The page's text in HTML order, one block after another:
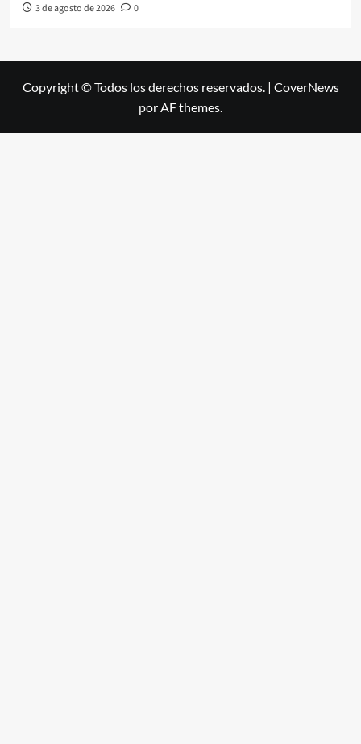
3 de agosto de 2026 0
Copyright © Todos los derechos reservados. | CoverNews
por AF themes.